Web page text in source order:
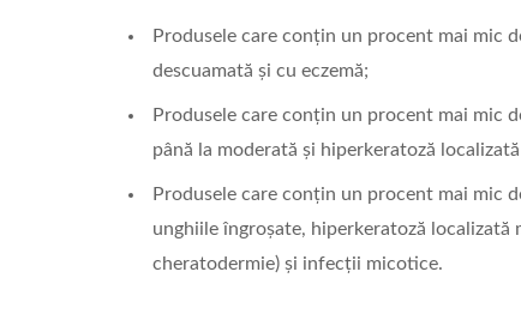
Produsele care conțin un procent mai mic
descuamată și cu eczemă;
Produsele care conțin un procent mai mic
până la moderată și hiperkeratoză
Produsele care conțin un procent mai mic
unghiile îngroșate, hiperkeratoză localizată
cheratodermie) și infecții micotice.